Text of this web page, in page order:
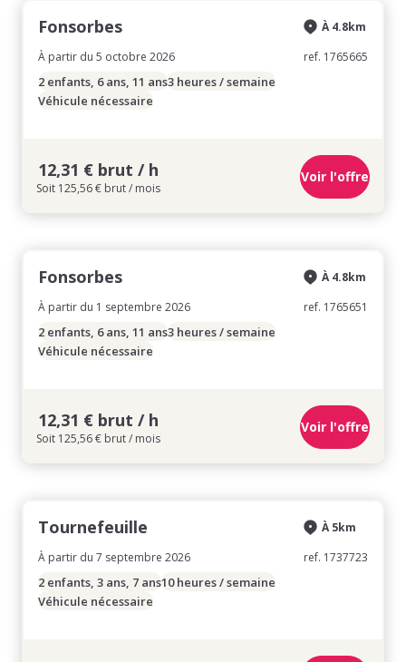
Fonsorbes
À partir du 5 octobre 2026
À 4.8km
ref. 1765665
2 enfants, 6 ans, 11 ans3 heures / semaine
Véhicule nécessaire
12,31 € brut / h
Soit 125,56 € brut / mois
Voir l'offre
Fonsorbes
À partir du 1 septembre 2026
À 4.8km
ref. 1765651
2 enfants, 6 ans, 11 ans3 heures / semaine
Véhicule nécessaire
12,31 € brut / h
Soit 125,56 € brut / mois
Voir l'offre
Tournefeuille
À partir du 7 septembre 2026
À 5km
ref. 1737723
2 enfants, 3 ans, 7 ans10 heures / semaine
Véhicule nécessaire